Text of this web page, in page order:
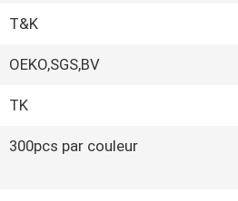
T&K
OEKO,SGS,BV
TK
300pcs par couleur